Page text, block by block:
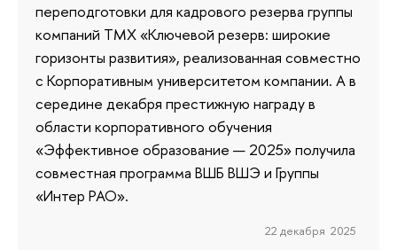
переподготовки для кадрового резерва группы
компаний ТМХ «Ключевой резерв: широкие
горизонты развития», реализованная совместно
с Корпоративным университетом компании. А в
середине декабря престижную награду в
области корпоративного обучения
«Эффективное образование — 2025» получила
совместная программа ВШБ ВШЭ и Группы
«Интер РАО».
22 декабря 2025